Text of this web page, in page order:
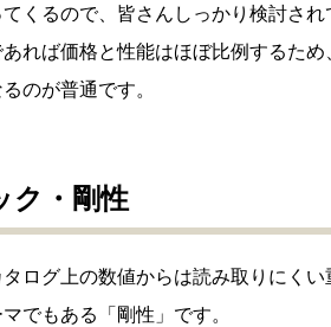
くるので、皆さんしっかり検討さ
れば価格と性能はほぼ比例するた
のが普通です。
ク・剛性
ログ上の数値からは読み取りにく
でもある「剛性」です。